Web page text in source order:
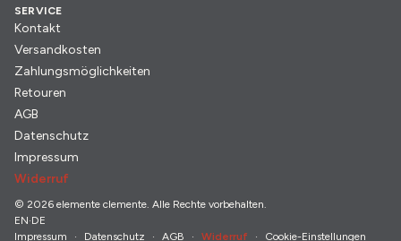
SERVICE
Kontakt
Versandkosten
Zahlungsmöglichkeiten
Retouren
AGB
Datenschutz
Impressum
Widerruf
© 2026 elemente clemente. Alle Rechte vorbehalten.
EN·DE
Impressum
Datenschutz AGB Widerruf Cookie-Einstellungen